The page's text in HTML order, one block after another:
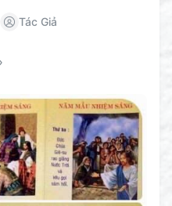
Tác Giả